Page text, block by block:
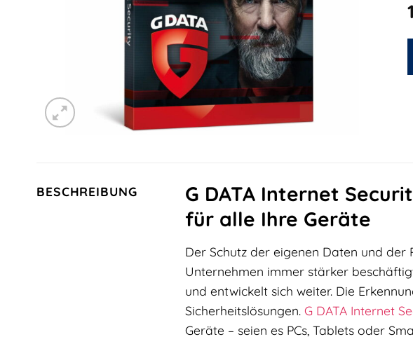
BESCHREIBUNG
G DATA Internet
für alle Ihre Geräte
Der Schutz der eigenen Daten und
Unternehmen immer stärker
und entwickelt sich weiter. Die
Sicherheitslösungen. G DATA Internet
Geräte – seien es PCs, Tablets oder